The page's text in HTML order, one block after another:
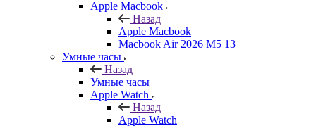
Apple Macbook
Назад
Apple Macbook
Macbook Air 2026 M5 13
Умные часы
Назад
Умные часы
Apple Watch
Назад
Apple Watch